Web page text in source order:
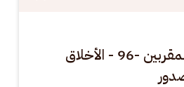
إيضاح أسرار علوم المقربين -96 - الأخلاق